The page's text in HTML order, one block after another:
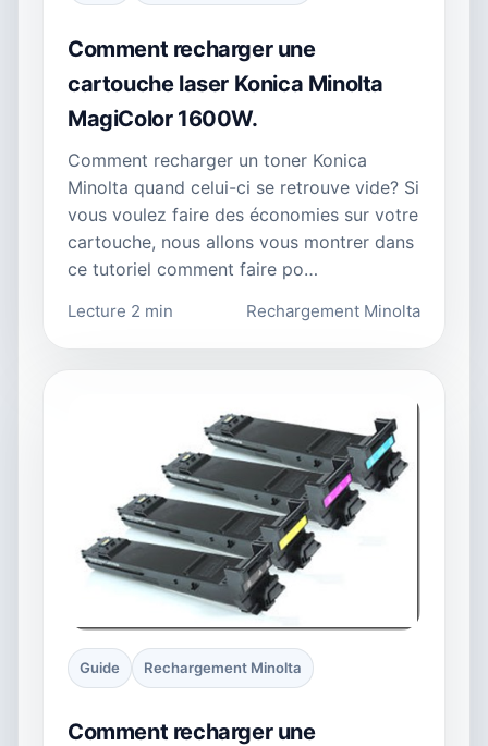
Comment recharger une
cartouche laser Konica Minolta
MagiColor 1600W.
Comment recharger un toner Konica
Minolta quand celui-ci se retrouve vide? Si
vous voulez faire des économies sur votre
cartouche, nous allons vous montrer dans
ce tutoriel comment faire po…
Lecture 2 min Rechargement Minolta
Guide Rechargement Minolta
Comment recharger une